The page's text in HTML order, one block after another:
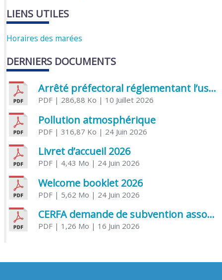
LIENS UTILES
Horaires des marées
DERNIERS DOCUMENTS
Arrêté préfectoral réglementant l’usage de l’eau
PDF| 286,88 Ko | 10 Juillet 2026
Pollution atmosphérique
PDF| 316,87 Ko | 24 Juin 2026
Livret d’accueil 2026
PDF| 4,43 Mo | 24 Juin 2026
Welcome booklet 2026
PDF| 5,62 Mo | 24 Juin 2026
CERFA demande de subvention association
PDF| 1,26 Mo | 16 Juin 2026